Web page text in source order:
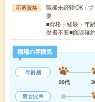
応募資格
職種未経験OK /
要
■資格・経験・年
歴書不要■面談確
職場の雰囲気
年齢層
20代
男女比率